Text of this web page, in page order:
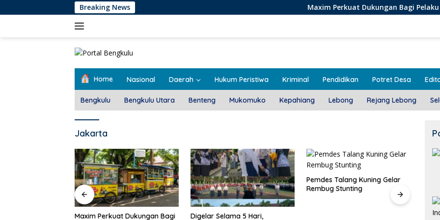
ke
Breaking News Maxim Perkuat Dukungan Bagi Pelaku Usaha
Home Nasional Daerah Hukum Peristiwa Kriminal Pendidikan Potret Desa
Bengkulu Bengkulu Utara Benteng Mukomuko Kepahiang Lebong Rejang Lebong
Jakarta
Digelar Selama 5 Hari,
Pemdes Talang Kuning Gelar
Rembug Stunting
Door To Door, 3 KPM Desa
Mekar Jaya Terima BLT-DD!